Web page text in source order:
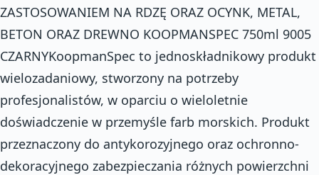
ZASTOSOWANIEM NA RDZĘ ORAZ OCYNK, METAL,
BETON ORAZ DREWNO KOOPMANSPEC 750ml 9005
CZARNYKoopmanSpec to jednoskładnikowy produkt
wielozadaniowy, stworzony na potrzeby
profesjonalistów, w oparciu o wieloletnie
doświadczenie w przemyśle farb morskich. Produkt
przeznaczony do antykorozyjnego oraz ochronno-
dekoracyjnego zabezpieczania różnych powierzchni